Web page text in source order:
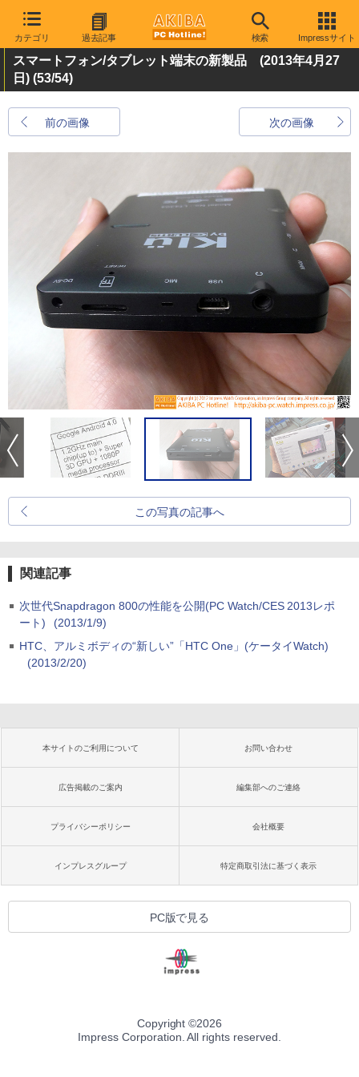
カテゴリ 過去記事 検索 Impressサイト
スマートフォン/タブレット端末の新製品 (2013年4月27
日) (53/54)
前の画像 次の画像
この写真の記事へ
関連記事
次世代Snapdragon 800の性能を公開(PC Watch/CES 2013レポ
ート)
(2013/1/9)
HTC、アルミボディの“新しい”「HTC One」(ケータイWatch)
(2013/2/20)
本サイトのご利用について お問い合わせ
広告掲載のご案内 編集部へのご連絡
プライバシーポリシー 会社概要
インプレスグループ 特定商取引法に基づく表示
PC版で見る
Copyright ©2026
Impress Corporation. All rights reserved.